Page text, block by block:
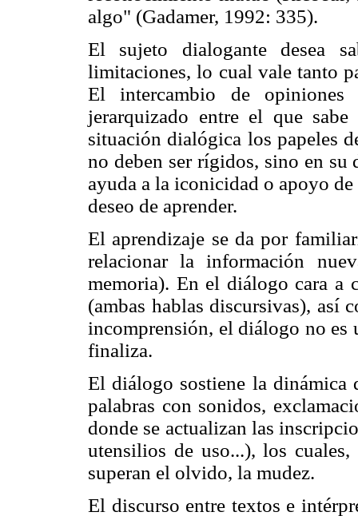
algo" (Gadamer, 1992: 335).
El sujeto dialogante desea
limitaciones, lo cual vale tanto
El intercambio de
jerarquizado entre el que
situación dialógica los papeles
no deben ser rígidos, sino en su
ayuda a la iconicidad o apoyo
deseo de aprender.
El aprendizaje se da por
relacionar la información
memoria). En el diálogo cara a
(ambas hablas discursivas), así
incomprensión, el diálogo no es
finaliza.
El diálogo sostiene la dinámica
palabras con sonidos,
donde se actualizan las
utensilios de uso...), los
superan el olvido, la mudez.
El discurso entre textos e